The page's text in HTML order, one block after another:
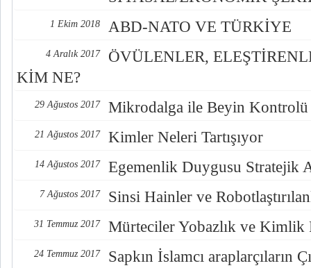
1 Ekim 2018 ABD-NATO VE TÜRKİYE
4 Aralık 2017
ÖVÜLENLER,
KİM NE?
29 Ağustos 2017 Mikrodalga ile Beyin Kontrolü
21 Ağustos 2017 Kimler Neleri Tartışıyor
14 Ağustos 2017 Egemenlik Duygusu Stratejik
7 Ağustos 2017 Sinsi Hainler ve
31 Temmuz 2017 Mürteciler Yobazlık ve Kimlik
24 Temmuz 2017 Sapkın İslamcı araplarçıların